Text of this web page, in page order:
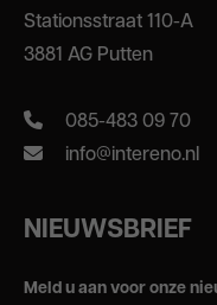
Stationsstraat 110-A
3881 AG Putten
085-483 09 70
info@intereno.nl
NIEUWSBRIEF
Meld u aan voor onze